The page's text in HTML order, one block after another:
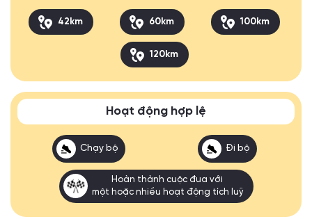
42km 60km 100km
120km
Hoạt động hợp lệ
Chạy bộ Đi bộ
Hoàn thành cuộc đua với
một hoặc nhiều hoạt động tích luỹ